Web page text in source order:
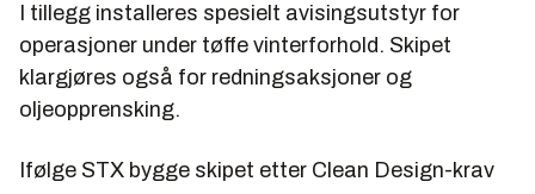
I tillegg installeres spesielt avisingsutstyr for
operasjoner under tøffe vinterforhold. Skipet
klargjøres også for redningsaksjoner og
oljeopprensking.
Ifølge STX bygge skipet etter Clean Design-krav